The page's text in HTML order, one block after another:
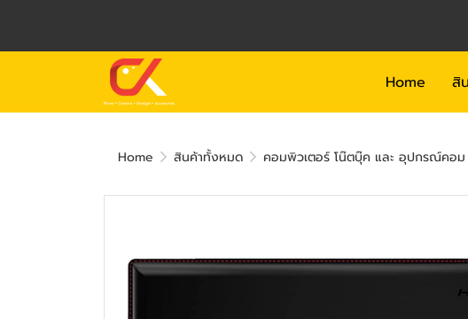
Home สิ
Home สินค้าทั้งหมด คอมพิวเตอร์ โน๊ตบุ๊ค และ อุปกรณ์คอม